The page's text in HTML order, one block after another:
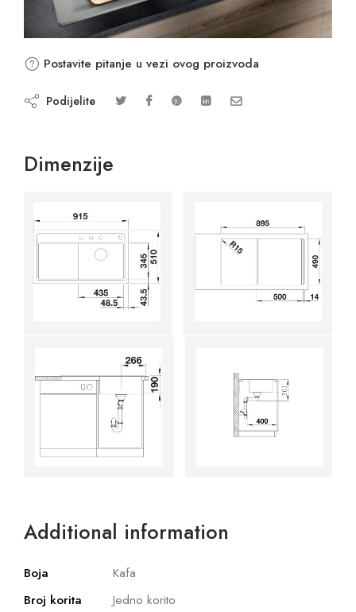
Postavite pitanje u vezi ovog proizvoda
Podijelite
Dimenzije
Additional information
Boja
Kafa
Broj korita
Jedno korito